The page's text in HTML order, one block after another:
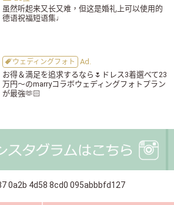
虽然听起来又长又难，但这是婚礼上可以使用的
德语祝福短语集♩
ウェディングフォト
お得＆満足を追求するなら🌷ドレス3着選べて23
万円〜のmarryコラボウェディングフォトプラン
が最強🫶🏻